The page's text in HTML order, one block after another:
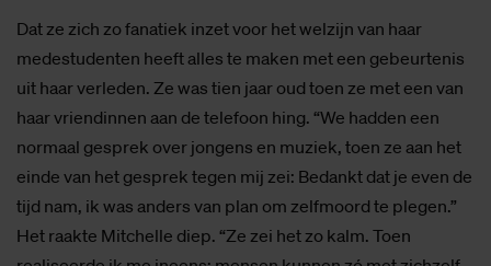
Dat ze zich zo fanatiek inzet voor het welzijn van haar
medestudenten heeft alles te maken met een gebeurtenis
uit haar verleden. Ze was tien jaar oud toen ze met een van
haar vriendinnen aan de telefoon hing. “We hadden een
normaal gesprek over jongens en muziek, toen ze aan het
einde van het gesprek tegen mij zei: Bedankt dat je even de
tijd nam, ik was anders van plan om zelfmoord te plegen.”
Het raakte Mitchelle diep. “Ze zei het zo kalm. Toen